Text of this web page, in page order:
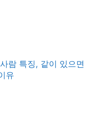
람 특징, 같이 있으면
유